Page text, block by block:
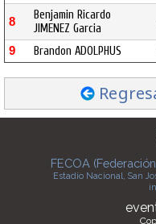
8
Benjamin Ricardo
JIMENEZ Garcia
9 Brandon ADOLPHUS
FECOA
Estadio Nacional, San